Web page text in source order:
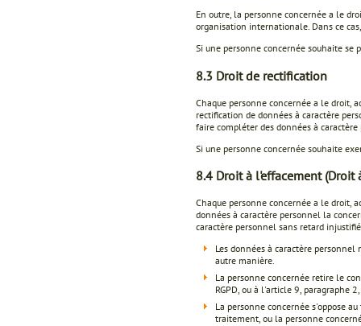
En outre, la personne concernée a le
organisation internationale. Dans ce
Si une personne concernée souhaite
8.3 Droit de rectification
Chaque personne concernée a le droit,
rectification de données à caractère
faire compléter des données à
Si une personne concernée souhaite
8.4 Droit à l'effacement (Droit
Chaque personne concernée a le droit,
données à caractère personnel la
caractère personnel sans retard
Les données à caractère
autre manière.
La personne concernée retire le
RGPD, ou à l'article 9, paragraphe
La personne concernée s'oppose
traitement, ou la personne